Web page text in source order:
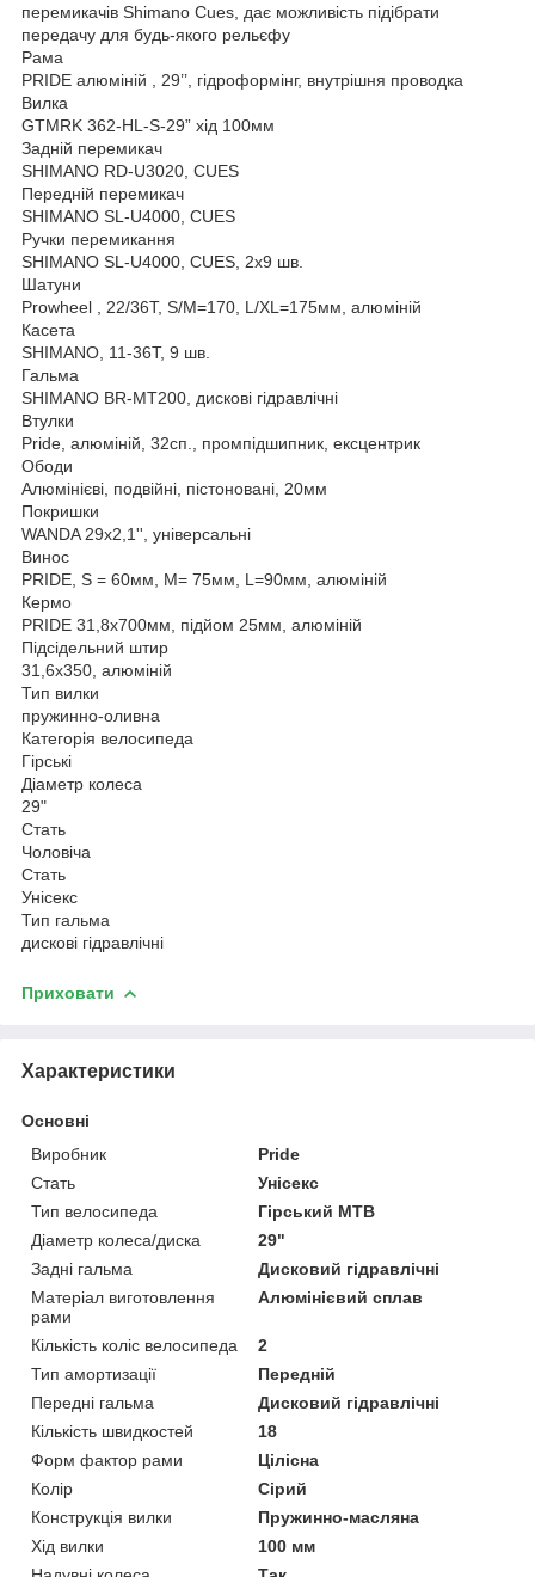
перемикачів Shimano Cues, дає можливість підібрати
передачу для будь-якого рельєфу
Рама
PRIDE алюміній , 29’’, гідроформінг, внутрішня проводка
Вилка
GTMRK 362-HL-S-29” хід 100мм
Задній перемикач
SHIMANO RD-U3020, CUES
Передній перемикач
SHIMANO SL-U4000, CUES
Ручки перемикання
SHIMANO SL-U4000, CUES, 2x9 шв.
Шатуни
Prowheel , 22/36T, S/M=170, L/XL=175мм, алюміній
Касета
SHIMANO, 11-36T, 9 шв.
Гальма
SHIMANO BR-MT200, дискові гідравлічні
Втулки
Pride, алюміній, 32сп., промпідшипник, ексцентрик
Ободи
Алюмінієві, подвійні, пістоновані, 20мм
Покришки
WANDA 29x2,1'', універсальні
Винос
PRIDE, S = 60мм, M= 75мм, L=90мм, алюміній
Кермо
PRIDE 31,8х700мм, підйом 25мм, алюміній
Підсідельний штир
31,6x350, алюміній
Тип вилки
пружинно-оливна
Категорія велосипеда
Гірські
Діаметр колеса
29"
Стать
Чоловіча
Стать
Унісекс
Тип гальма
дискові гідравлічні
Приховати
Характеристики
Основні
Виробник
Pride
Стать
Унісекс
Тип велосипеда
Гірський MTB
Діаметр колеса/диска
29"
Задні гальма
Дисковий гідравлічні
Матеріал виготовлення
рами
Алюмінієвий сплав
Кількість коліс велосипеда
2
Тип амортизації
Передній
Передні гальма
Дисковий гідравлічні
Кількість швидкостей
18
Форм фактор рами
Цілісна
Колір
Сірий
Конструкція вилки
Пружинно-масляна
Хід вилки
100 мм